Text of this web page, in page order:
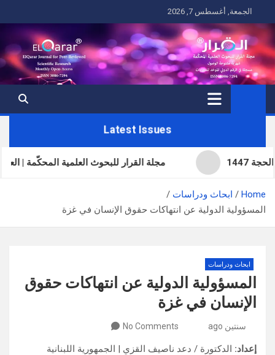
to
content
الجمعة, أغسطس 7, 2026
Latest Issues
مجلة القرار للبحوث العلمية المحكّمة | العدد الحادي
Home
ابحاث ودراسات
المسؤولية الدولية عن انتهاكات حقوق الإنسان في غزة
ابحاث ودراسات
المسؤولية الدولية عن انتهاكات حقوق
الإنسان في غزة
سنتين ago No Comments
إعداد: الدكتورة / دعد ناصيف القزي | الجمهورية اللبنانية